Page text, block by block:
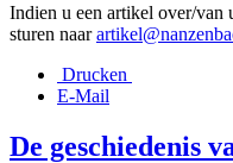
Indien u een artikel over/van
sturen naar
Drucken
E-Mail
De geschiedenis